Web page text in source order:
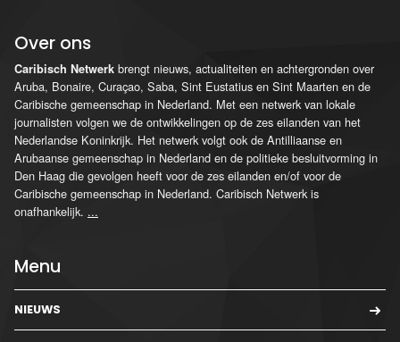
Over ons
Caribisch Netwerk brengt nieuws, actualiteiten en achtergronden over
Aruba, Bonaire, Curaçao, Saba, Sint Eustatius en Sint Maarten en de
Caribische gemeenschap in Nederland. Met een netwerk van lokale
journalisten volgen we de ontwikkelingen op de zes eilanden van het
Nederlandse Koninkrijk. Het netwerk volgt ook de Antilliaanse en
Arubaanse gemeenschap in Nederland en de politieke besluitvorming in
Den Haag die gevolgen heeft voor de zes eilanden en/of voor de
Caribische gemeenschap in Nederland. Caribisch Netwerk is
onafhankelijk. ...
Menu
NIEUWS